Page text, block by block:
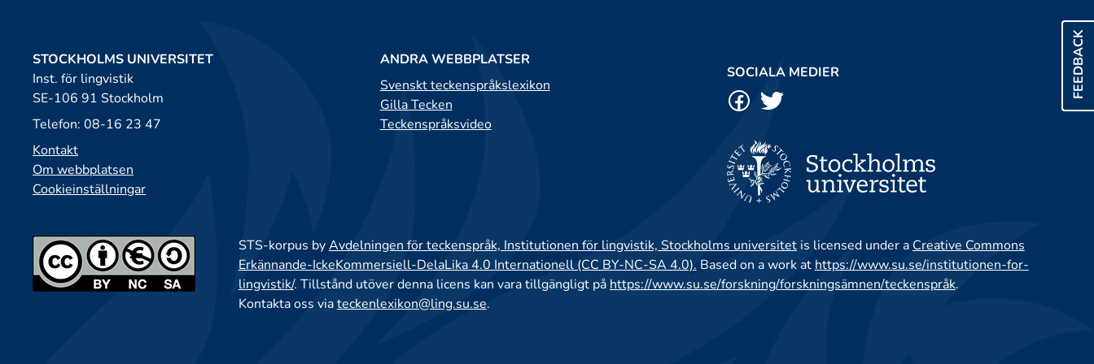
FEEDBACK
STOCKHOLMS UNIVERSITET
Inst. för lingvistik
SE-106 91 Stockholm
Telefon: 08-16 23 47
Kontakt
Om webbplatsen
Cookieinställningar
ANDRA WEBBPLATSER
Svenskt teckenspråkslexikon
Gilla Tecken
Teckenspråksvideo
SOCIALA MEDIER
STS-korpus byAvdelningen för teckenspråk, Institutionen för lingvistik, Stockholms universitetis licensed under a Creative Commons
Erkännande-IckeKommersiell-DelaLika 4.0 Internationell (CC BY-NC-SA 4.0). Based on a work at https://www.su.se/institutionen-for-
lingvistik/. Tillstånd utöver denna licens kan vara tillgängligt på https://www.su.se/forskning/forskningsämnen/teckenspråk.
Kontakta oss viateckenlexikon@ling.su.se.